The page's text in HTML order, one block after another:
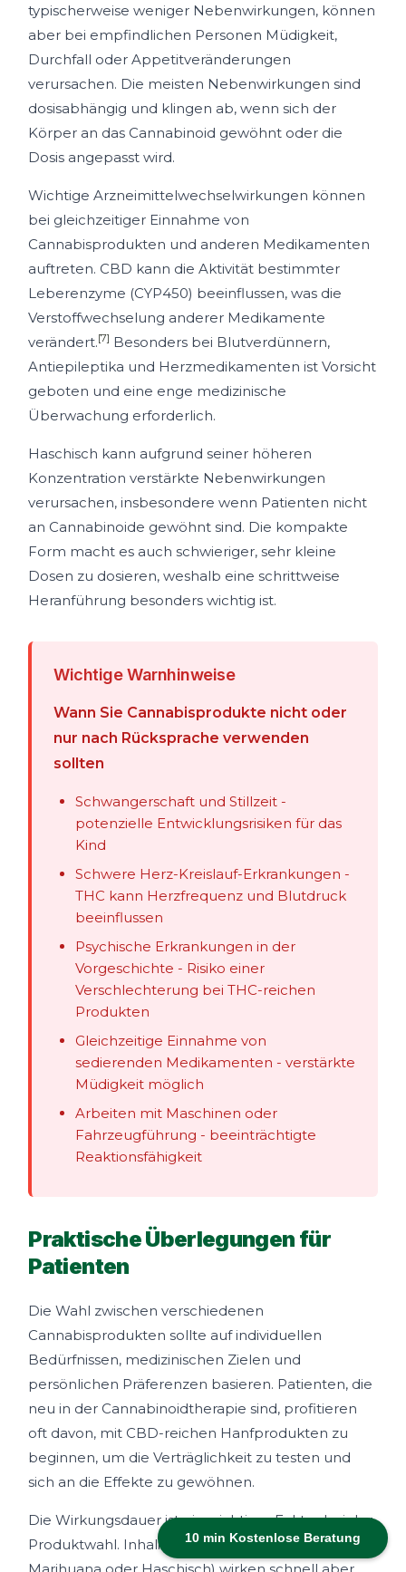
10 min Kostenlose Beratung
typischerweise weniger Nebenwirkungen, können
aber bei empfindlichen Personen Müdigkeit,
Durchfall oder Appetitveränderungen
verursachen. Die meisten Nebenwirkungen sind
dosisabhängig und klingen ab, wenn sich der
Körper an das Cannabinoid gewöhnt oder die
Dosis angepasst wird.
Wichtige Arzneimittelwechselwirkungen können
bei gleichzeitiger Einnahme von
Cannabisprodukten und anderen Medikamenten
auftreten. CBD kann die Aktivität bestimmter
Leberenzyme (CYP450) beeinflussen, was die
Verstoffwechselung anderer Medikamente
verändert.[7] Besonders bei Blutverdünnern,
Antiepileptika und Herzmedikamenten ist Vorsicht
geboten und eine enge medizinische
Überwachung erforderlich.
Haschisch kann aufgrund seiner höheren
Konzentration verstärkte Nebenwirkungen
verursachen, insbesondere wenn Patienten nicht
an Cannabinoide gewöhnt sind. Die kompakte
Form macht es auch schwieriger, sehr kleine
Dosen zu dosieren, weshalb eine schrittweise
Heranführung besonders wichtig ist.
Wichtige Warnhinweise
Wann Sie Cannabisprodukte nicht oder
nur nach Rücksprache verwenden
sollten
Schwangerschaft und Stillzeit -
potenzielle Entwicklungsrisiken für das
Kind
Schwere Herz-Kreislauf-Erkrankungen -
THC kann Herzfrequenz und Blutdruck
beeinflussen
Psychische Erkrankungen in der
Vorgeschichte - Risiko einer
Verschlechterung bei THC-reichen
Produkten
Gleichzeitige Einnahme von
sedierenden Medikamenten - verstärkte
Müdigkeit möglich
Arbeiten mit Maschinen oder
Fahrzeugführung - beeinträchtigte
Reaktionsfähigkeit
Praktische Überlegungen für
Patienten
Die Wahl zwischen verschiedenen
Cannabisprodukten sollte auf individuellen
Bedürfnissen, medizinischen Zielen und
persönlichen Präferenzen basieren. Patienten, die
neu in der Cannabinoidtherapie sind, profitieren
oft davon, mit CBD-reichen Hanfprodukten zu
beginnen, um die Verträglichkeit zu testen und
sich an die Effekte zu gewöhnen.
Die Wirkungsdauer ist ein wichtiger Faktor bei der
Produktwahl. Inhalierte Produkte (verdampftes
Marihuana oder Haschisch) wirken schnell aber